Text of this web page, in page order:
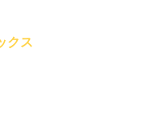
クス